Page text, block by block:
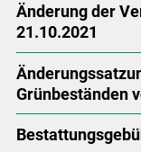
Änderung der
21.10.2021
Grünbeständen